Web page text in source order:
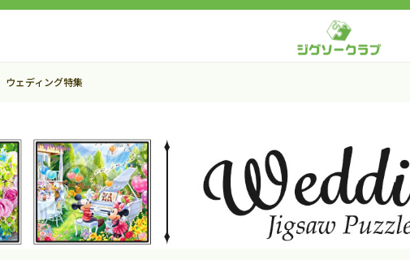
ウェディング特集